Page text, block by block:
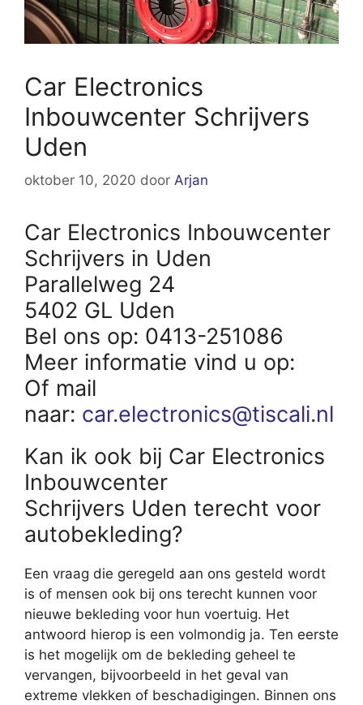
Car Electronics
Inbouwcenter Schrijvers
Uden
oktober 10, 2020 door Arjan
Car Electronics Inbouwcenter
Schrijvers in Uden
Parallelweg 24
5402 GL Uden
Bel ons op: 0413-251086
Meer informatie vind u op:
Of mail
naar: car.electronics@tiscali.nl
Kan ik ook bij Car Electronics
Inbouwcenter
Schrijvers Uden terecht voor
autobekleding?
Een vraag die geregeld aan ons gesteld wordt
is of mensen ook bij ons terecht kunnen voor
nieuwe bekleding voor hun voertuig. Het
antwoord hierop is een volmondig ja. Ten eerste
is het mogelijk om de bekleding geheel te
vervangen, bijvoorbeeld in het geval van
extreme vlekken of beschadigingen. Binnen ons